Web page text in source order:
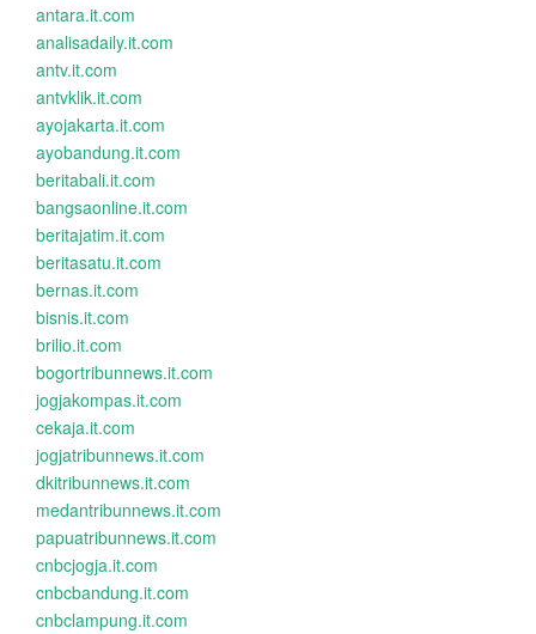
antara.it.com
analisadaily.it.com
antv.it.com
antvklik.it.com
ayojakarta.it.com
ayobandung.it.com
beritabali.it.com
bangsaonline.it.com
beritajatim.it.com
beritasatu.it.com
bernas.it.com
bisnis.it.com
brilio.it.com
bogortribunnews.it.com
jogjakompas.it.com
cekaja.it.com
jogjatribunnews.it.com
dkitribunnews.it.com
medantribunnews.it.com
papuatribunnews.it.com
cnbcjogja.it.com
cnbcbandung.it.com
cnbclampung.it.com